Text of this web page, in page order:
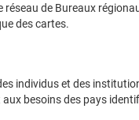
de Bureaux
des cartes.
individus et des
besoins des pays